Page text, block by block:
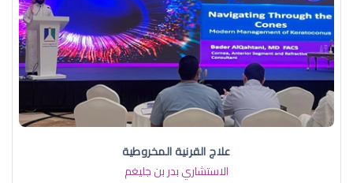
علاج القرنية المخروطية
الاستشاري بدر بن جليغم